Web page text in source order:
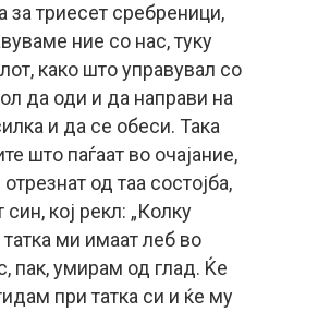
за триесет сребреници,
ние со нас, туку
како што управувал со
да оди и да направи на
и да се обеси. Така
што паѓаат во очајание,
од таа состојба,
кој рекл: „Колку
ми имаат леб во
пак, умирам од глад. Ќе
при татка си и ќе му